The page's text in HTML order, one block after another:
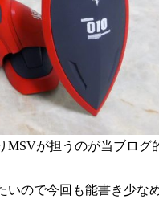
が担うのが当ブログ
ので今回も能書き少なめ